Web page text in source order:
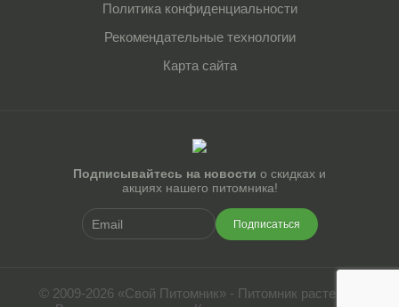
Политика конфиденциальности
Рекомендательные технологии
Карта сайта
Подписывайтесь на новости о скидках и
акциях нашего питомника!
Подписаться
© 2009-2026 «Свой Питомник» - Питомник растений.